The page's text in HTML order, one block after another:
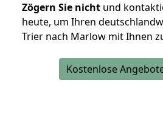
Zögern Sie nicht und
heute, um Ihren
Trier nach Marlow mit Ihnen
Kostenlose